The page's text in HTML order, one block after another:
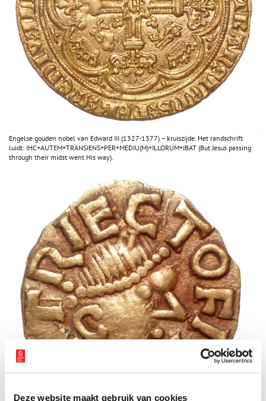
Deze website maakt gebruik van cookies
Engelse gouden nobel van Edward III (1327-1377) – kruiszijde. Het randschrift
luidt: IHC+AUTEM+TRANSIENS+PER+MEDIU(M)+ILLORUM+IBAT (But Jesus passing
through their midst went His way).